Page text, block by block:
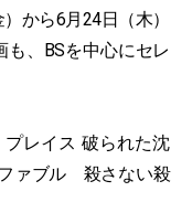
から6月24日（木）
も、BSを中心にセレ
レイス 破られた沈
ァブル 殺さない殺